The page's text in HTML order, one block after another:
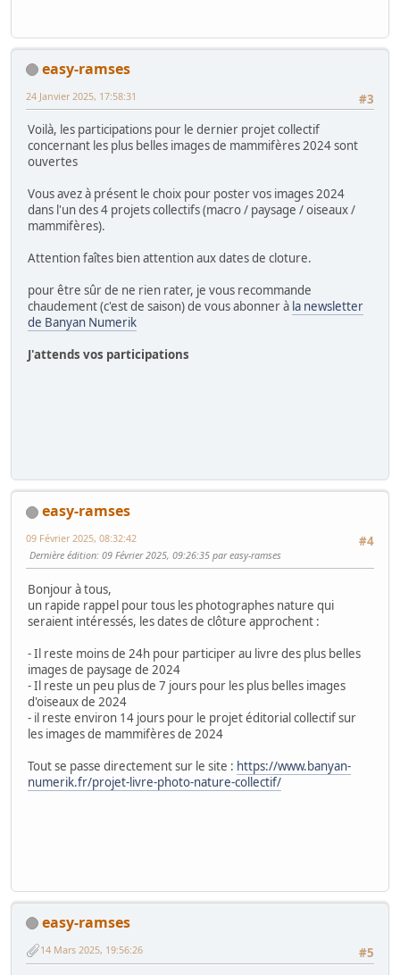
easy-ramses
#3
24 Janvier 2025, 17:58:31
Voilà, les participations pour le dernier projet collectif
concernant les plus belles images de mammifères 2024 sont
ouvertes
Vous avez à présent le choix pour poster vos images 2024
dans l'un des 4 projets collectifs (macro / paysage / oiseaux /
mammifères).
Attention faîtes bien attention aux dates de cloture.
pour être sûr de ne rien rater, je vous recommande
chaudement (c'est de saison) de vous abonner à la newsletter
de Banyan Numerik
J'attends vos participations
easy-ramses
#4
09 Février 2025, 08:32:42
Dernière édition: 09 Février 2025, 09:26:35 par easy-ramses
Bonjour à tous,
un rapide rappel pour tous les photographes nature qui
seraient intéressés, les dates de clôture approchent :
- Il reste moins de 24h pour participer au livre des plus belles
images de paysage de 2024
- Il reste un peu plus de 7 jours pour les plus belles images
d'oiseaux de 2024
- il reste environ 14 jours pour le projet éditorial collectif sur
les images de mammifères de 2024
Tout se passe directement sur le site : https://www.banyan-
numerik.fr/projet-livre-photo-nature-collectif/
easy-ramses
#5
14 Mars 2025, 19:56:26